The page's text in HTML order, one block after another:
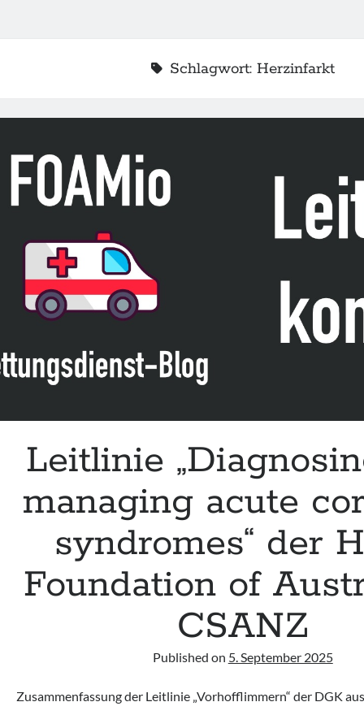
Schlagwort: Herzinfarkt
Leitlinie
managing acute
syndromes“ der
Foundation of
CSANZ
Published on 5. September 2025
Zusammenfassung der Leitlinie „Vorhofflimmern“ der DGK